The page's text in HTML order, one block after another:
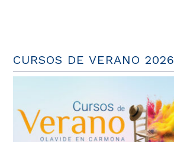
CURSOS DE VERANO 2026